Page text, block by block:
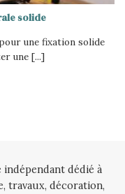
solide
une fixation solide
une [...]
dédié à
travaux, décoration,